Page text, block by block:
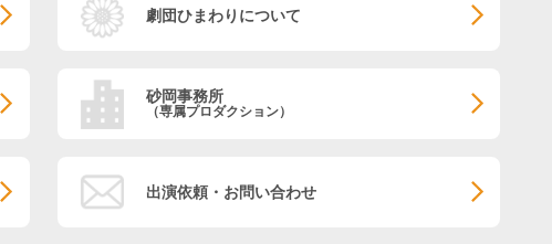
劇団ひまわりについて
砂岡事務所
（専属プロダクション）
出演依頼・お問い合わせ